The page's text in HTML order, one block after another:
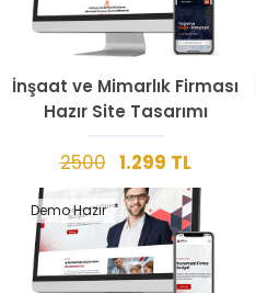
İnşaat ve Mimarlık Firması
Hazır Site Tasarımı
2500 1.299 TL
Demo Hazır